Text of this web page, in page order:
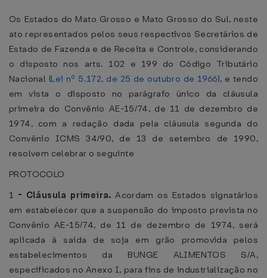
Os Estados do Mato Grosso e Mato Grosso do Sul, neste
ato representados pelos seus respectivos Secretários de
Estado de Fazenda e de Receita e Controle, considerando
o disposto nos arts. 102 e 199 do Código Tributário
Nacional (Lei nº 5.172, de 25 de outubro de 1966), e tendo
em vista o disposto no parágrafo único da cláusula
primeira do Convênio AE-15/74, de 11 de dezembro de
1974, com a redação dada pela cláusula segunda do
Convênio ICMS 34/90, de 13 de setembro de 1990,
resolvem celebrar o seguinte
PROTOCOLO
1 - Cláusula primeira.Acordam os Estados signatários
em estabelecer que a suspensão do imposto prevista no
Convênio AE-15/74, de 11 de dezembro de 1974, será
aplicada à saída de soja em grão promovida pelos
estabelecimentos da BUNGE ALIMENTOS S/A,
especificados no Anexo I, para fins de industrialização no